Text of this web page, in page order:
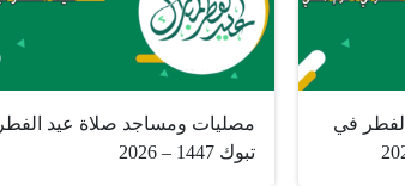
في
مصليات ومساجد صلاة عيد الفطر
تبوك 1447 – 2026